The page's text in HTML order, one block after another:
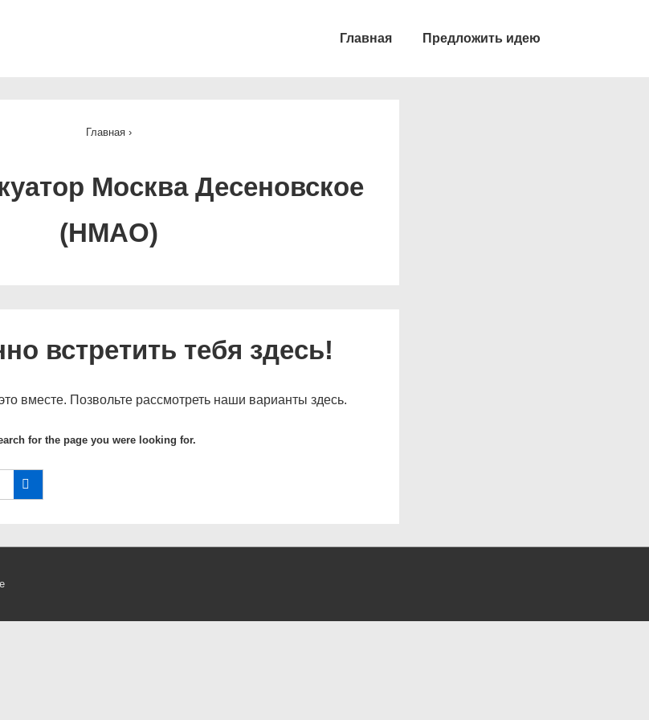
Главная Предложить идею
Главная ›
Москва Десеновское
(НМАО)
встретить тебя здесь!
вместе. Позвольте рассмотреть наши варианты здесь.
for the page you were looking for.